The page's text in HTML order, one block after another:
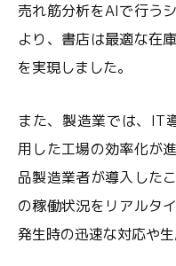
売れ筋分析をAIで行う
より、書店は最適な在
を実現しました。
また、製造業では、IT
用した工場の効率化が
品製造業者が導入した
の稼働状況をリアルタ
発生時の迅速な対応や